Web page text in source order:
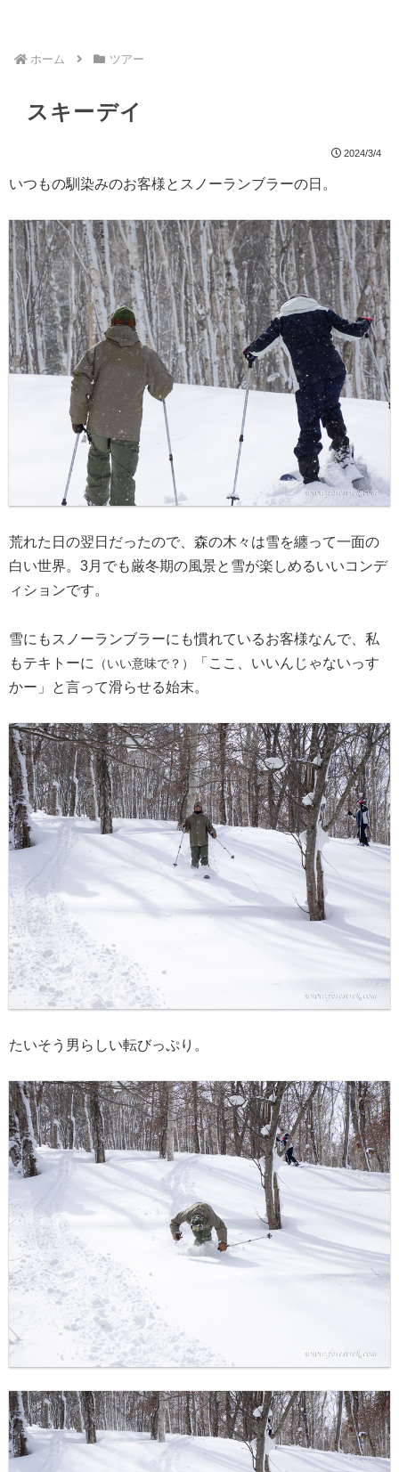
ホーム ツアー
スキーデイ
2024/3/4
いつもの馴染みのお客様とスノーランブラーの日。
荒れた日の翌日だったので、森の木々は雪を纏って一面の
白い世界。3月でも厳冬期の風景と雪が楽しめるいいコンデ
ィションです。
雪にもスノーランブラーにも慣れているお客様なんで、私
もテキトーに
（いい意味で？）
「ここ、いいんじゃないっす
かー」と言って滑らせる始末。
たいそう男らしい転びっぷり。